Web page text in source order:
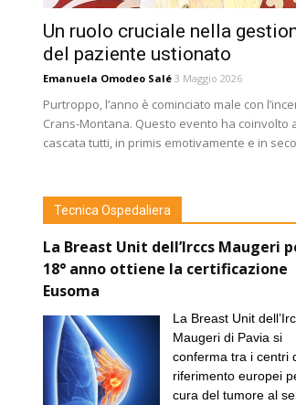
Un ruolo cruciale nella
del paziente ustionato
Emanuela Omodeo Salé 3 Maggio 2026
Purtroppo, l’anno è cominciato male con
Crans-Montana. Questo evento ha coinvolto
cascata tutti, in primis emotivamente e in
Tecnica Ospedaliera
La Breast Unit dell’Irccs Maugeri
18° anno ottiene la certificazione
Eusoma
La Breast Unit
Maugeri di Pavia si
conferma tra i centri
riferimento europei
cura del tumore al